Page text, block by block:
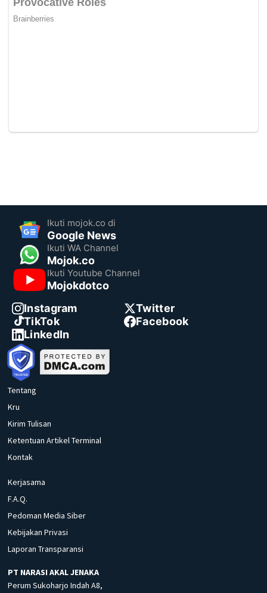
Ikuti mojok.co di
Google News
Ikuti WA Channel
Mojok.co
Ikuti Youtube Channel
Mojokdotco
Instagram
Twitter
TikTok
Facebook
LinkedIn
Tentang
Kru
Kirim Tulisan
Ketentuan Artikel Terminal
Kontak
Kerjasama
F.A.Q.
Pedoman Media Siber
Kebijakan Privasi
Laporan Transparansi
PT NARASI AKAL JENAKA
Perum Sukoharjo Indah A8,